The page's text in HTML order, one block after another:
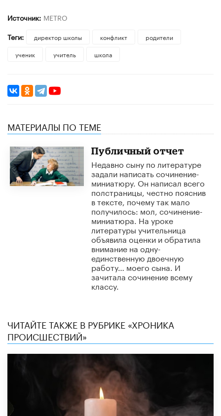
Источник: METRO
Теги:
директор школы конфликт
родители
ученик
учитель школа
МАТЕРИАЛЫ ПО ТЕМЕ
Публичный отчет
Недавно сыну по литературе
задали написать сочинение-
миниатюру. Он написал всего
полстраницы, честно пояснив
в тексте, почему так мало
получилось: мол, сочинение-
миниатюра. На уроке
литературы учительница
объявила оценки и обратила
внимание на одну-
единственную двоечную
работу… моего сына. И
зачитала сочинение всему
классу.​
ЧИТАЙТЕ ТАКЖЕ В РУБРИКЕ «ХРОНИКА
ПРОИСШЕСТВИЙ»